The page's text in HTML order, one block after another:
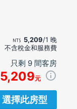
5,209/1 晚
不含稅金和服務費
只剩 9 間客房
5,209元
選擇此房型